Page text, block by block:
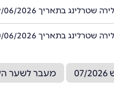
בתאריך 29/06/2026 הוא 3.9421
בתאריך 30/06/2026 הוא 3.9389
מעבר לשער